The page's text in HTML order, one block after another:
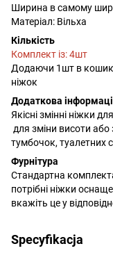
Ширина в самому
Матеріал: Вільха
Кількість
Комплект із: 4шт
Додаючи 1шт в кошик
ніжок
Додаткова
Якісні змінні ніжки
для зміни висоти або
тумбочок, туалетних
Фурнітура
Стандартна
потрібні ніжки
вкажіть це у
Specyfikacja